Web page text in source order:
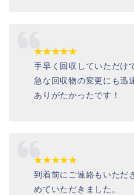
★★★★★
手早く回収していただけ
急な回収物の変更にも迅
ありがたかったです！
★★★★★
到着前にご連絡もいただ
めていただきました。